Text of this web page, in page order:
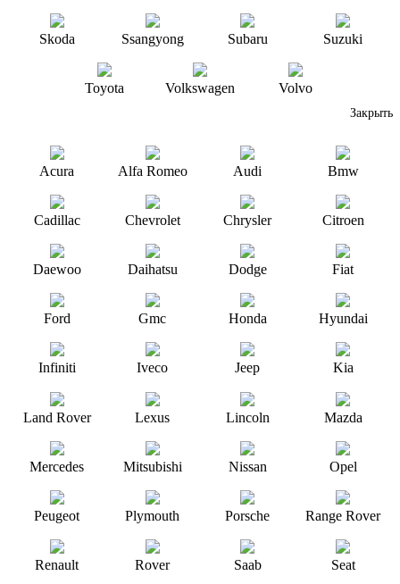
Skoda Ssangyong Subaru Suzuki
Toyota Volkswagen Volvo
Закрыть
Acura Alfa Romeo Audi Bmw
Cadillac Chevrolet Chrysler Citroen
Daewoo Daihatsu Dodge Fiat
Ford Gmc Honda Hyundai
Infiniti Iveco Jeep Kia
Land Rover Lexus Lincoln Mazda
Mercedes Mitsubishi Nissan Opel
Peugeot Plymouth Porsche Range Rover
Renault Rover Saab Seat